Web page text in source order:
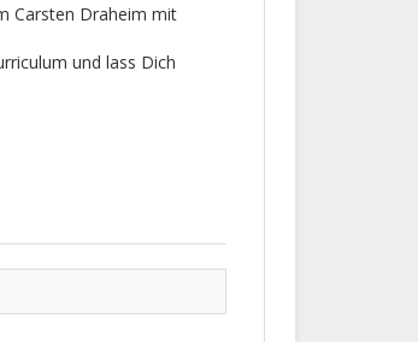
Carsten Draheim mit
und lass Dich